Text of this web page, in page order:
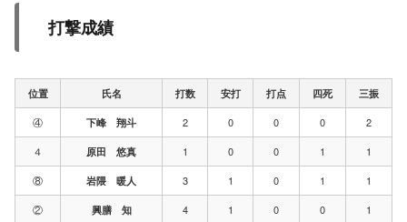
打撃成績
位置 氏名 打数 安打 打点 四死 三振
④ 下峰 翔斗 2 0 0 0
2
４
原田 悠真 1 0 0 1
1
⑧
岩隈 暖人 3 1 0 1
1
②
興膳 知 4 1 0 0
1